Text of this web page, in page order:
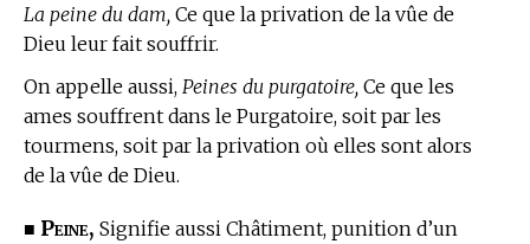
La peine du dam, Ce que la privation de la vûe de
Dieu leur fait souffrir.
On appelle aussi, Peines du purgatoire, Ce que les
ames souffrent dans le Purgatoire, soit par les
tourmens, soit par la privation où elles sont alors
de la vûe de Dieu.
■ Peine, Signifie aussi Châtiment, punition d’un